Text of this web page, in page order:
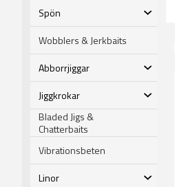
Spön
Wobblers & Jerkbaits
Abborrjiggar
Jiggkrokar
Bladed Jigs &
Chatterbaits
Vibrationsbeten
Linor